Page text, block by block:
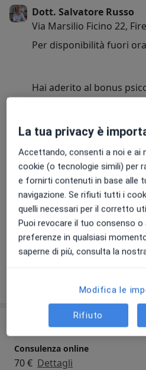
Dott. Salvatore Russo
Via Marsilio Ficino 22,
Per disponibilità fuori
Hai aderito al bonus
Prestazioni e prezzi
Consulenza online
70 € Dettagli
La tua privacy è
Accettando, consenti a noi e ai
cookie (o tecnologie simili) per
e fornirti contenuti in base alle
navigazione. Se rifiuti tutti i
quelli necessari per il corretto
Puoi revocare il tuo consenso o
preferenze in qualsiasi
saperne di più, consulta la
Modifica le
Rifiuto